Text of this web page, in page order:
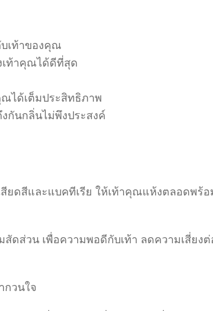
บเท้าของคุณ
เท้าคุณได้ดีที่สุด
ได้เต็มประสิทธิภาพ
กันกลิ่นไม่พึงประสงค์
สียดสีและแบคทีเรีย ให้เท้าคุณแห้งตลอดพร้อ
ดส่วน เพื่อความพอดีกับเท้า ลดความเสี่ยงต่
กวนใจ